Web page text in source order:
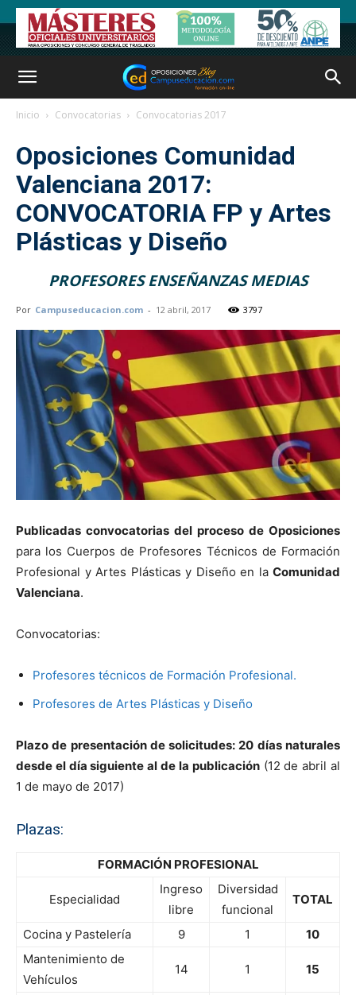
Inicio Convocatorias Convocatorias 2017
Oposiciones Comunidad
Valenciana 2017:
CONVOCATORIA FP y Artes
Plásticas y Diseño
PROFESORES ENSEÑANZAS MEDIAS
Por Campuseducacion.com - 12 abril, 2017 3797
Publicadas convocatorias del proceso de Oposiciones
para los Cuerpos de Profesores Técnicos de Formación
Profesional y Artes Plásticas y Diseño en la Comunidad
Valenciana.
Convocatorias:
Profesores técnicos de Formación Profesional.
Profesores de Artes Plásticas y Diseño
Plazo de presentación de solicitudes: 20 días naturales
desde el día siguiente al de la publicación(12 de abril al
1 de mayo de 2017)
Plazas:
FORMACIÓN PROFESIONAL
Especialidad
Ingreso
libre
Diversidad
funcional
TOTAL
Cocina y Pastelería 9 1
10
Mantenimiento de
Vehículos
14 1 15